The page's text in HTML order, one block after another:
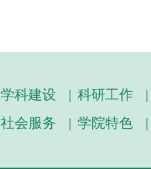
学科建设 | 科研工作
|
社会服务 | 学院特色
|